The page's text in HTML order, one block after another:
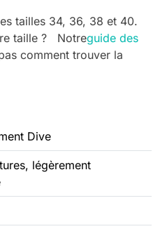
tailles 34, 36, 38 et 40.
taille ? Notreguide des
comment trouver la
Dive
légèrement